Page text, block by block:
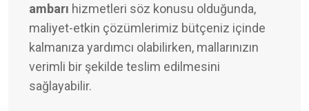
ambarı hizmetleri söz konusu olduğunda,
maliyet-etkin çözümlerimiz bütçeniz içinde
kalmanıza yardımcı olabilirken, mallarınızın
verimli bir şekilde teslim edilmesini
sağlayabilir.